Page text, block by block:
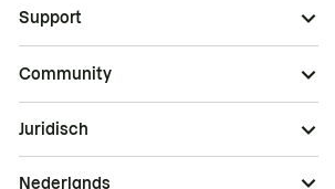
Support
Community
Juridisch
Nederlands